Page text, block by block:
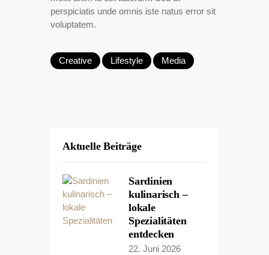
perspiciatis unde omnis iste natus error sit
voluptatem.
Creative Lifestyle Media
Aktuelle Beiträge
Sardinien
kulinarisch –
lokale
Spezialitäten
entdecken
22. Juni 2026